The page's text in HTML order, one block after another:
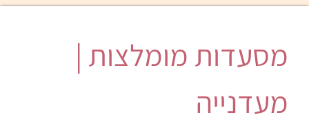
מסעדות מומלצות |
מעדנייה